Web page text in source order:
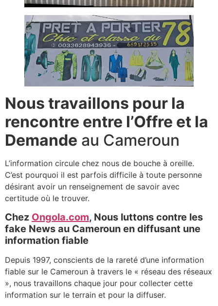
Nous travaillons pour la
rencontre entre l’Offre et la
Demande au Cameroun
L’information circule chez nous de bouche à oreille.
C’est pourquoi il est parfois difficile à toute personne
désirant avoir un renseignement de savoir avec
certitude où le trouver.
Chez Ongola.com, Nous luttons contre les
fake News au Cameroun en diffusant une
information fiable
Depuis 1997, conscients de la rareté d’une information
fiable sur le Cameroun à travers le « réseau des réseaux
», nous travaillons chaque jour pour collecter cette
information sur le terrain et pour la diffuser.